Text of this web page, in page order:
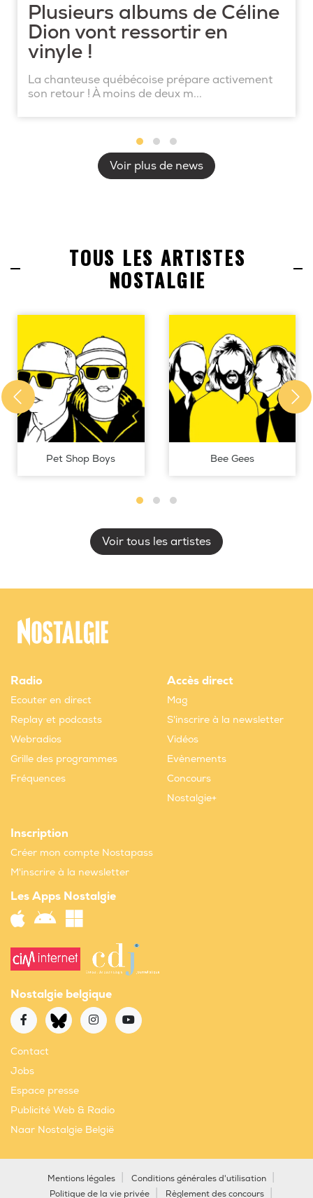
Plusieurs albums de Céline
Dion vont ressortir en
vinyle !
La chanteuse québécoise prépare activement
son retour ! À moins de deux m...
Voir plus de news
TOUS LES ARTISTES
NOSTALGIE
Pet Shop Boys Bee Gees
Voir tous les artistes
Radio
Ecouter en direct
Replay et podcasts
Webradios
Grille des programmes
Fréquences
Accès direct
Mag
S'inscrire à la newsletter
Vidéos
Evènements
Concours
Nostalgie+
Inscription
Créer mon compte Nostapass
M'inscrire à la newsletter
Les Apps Nostalgie
Nostalgie belgique
Contact
Jobs
Espace presse
Publicité Web & Radio
Naar Nostalgie België
Mentions légales
Conditions générales d'utilisation
Politique de la vie privée
Règlement des concours